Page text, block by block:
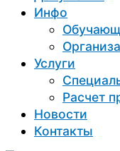
Инфо
Услуги
Расчет
Новости
Контакты